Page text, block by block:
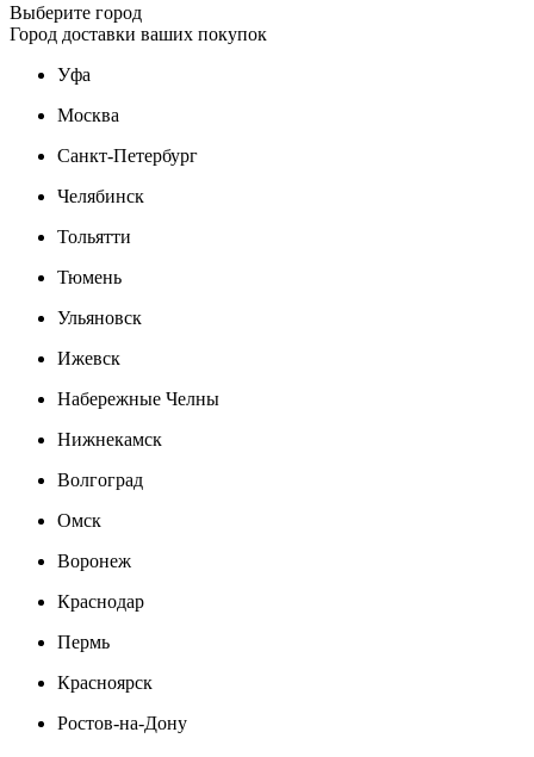
Выберите город
Город доставки ваших покупок
Уфа
Москва
Санкт-Петербург
Челябинск
Тольятти
Тюмень
Ульяновск
Ижевск
Набережные Челны
Нижнекамск
Волгоград
Омск
Воронеж
Краснодар
Пермь
Красноярск
Ростов-на-Дону